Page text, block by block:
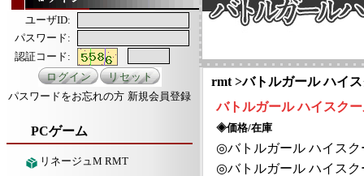
ユーザID:
パスワード:
認証コード:
パスワードをお忘れの方 新規会員登録
PCゲーム
リネージュM RMT
rmt >バトルガール ハイ
バトルガール ハイスク
◈価格/在庫
◎バトルガール ハイスク
◎バトルガール ハイスク